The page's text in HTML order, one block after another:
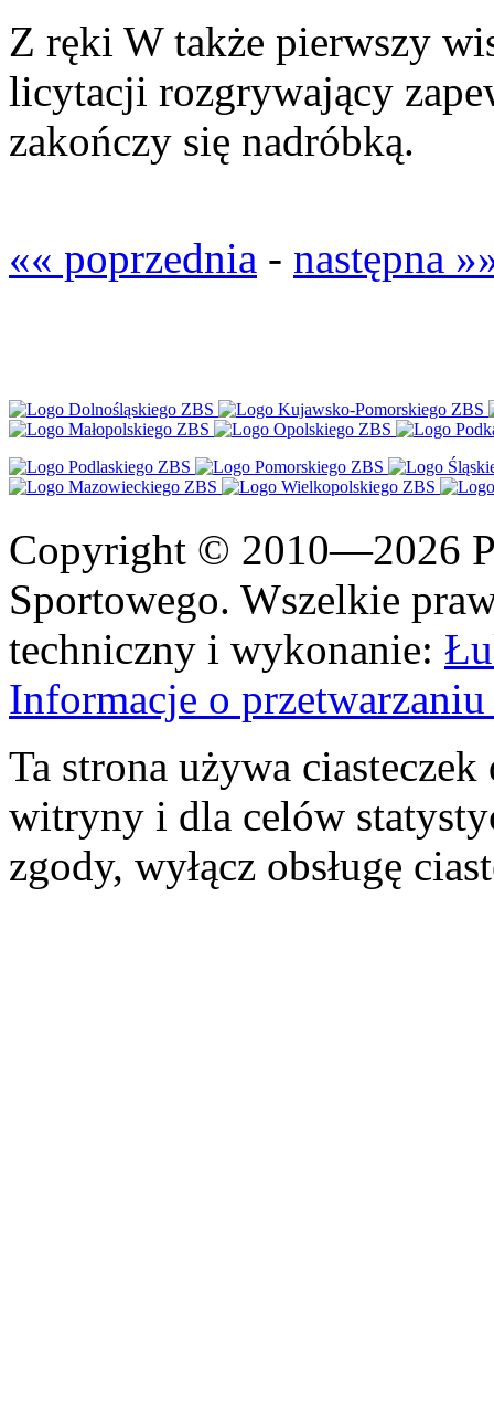
Z ręki W także pierwszy
licytacji rozgrywający
zakończy się nadróbką.
«« poprzednia - następna
Copyright © 2010—2026
Sportowego. Wszelkie
techniczny i wykonanie:
Informacje o
Ta strona używa
witryny i dla celów
zgody, wyłącz obsługę